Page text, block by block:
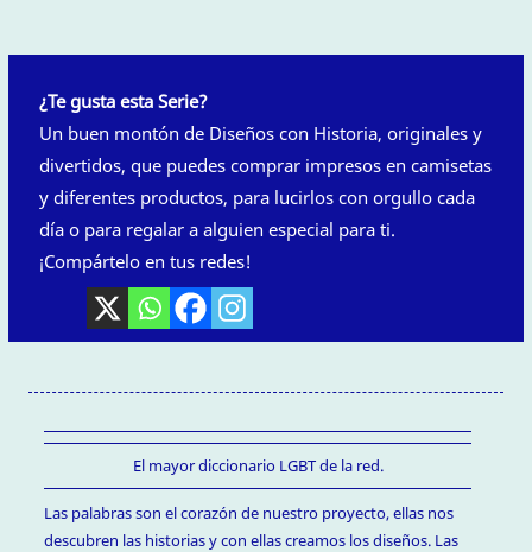
¿Te gusta esta Serie?
Un buen montón de Diseños con Historia, originales y
divertidos, que puedes comprar impresos en camisetas
y diferentes productos, para lucirlos con orgullo cada
día o para regalar a alguien especial para ti.
¡Compártelo en tus redes!
El mayor diccionario LGBT de la red.
Las palabras son el corazón de nuestro proyecto, ellas nos
descubren las historias y con ellas creamos los diseños. Las